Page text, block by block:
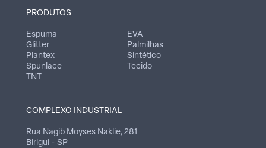
PRODUTOS
Espuma
EVA
Glitter
Palmilhas
Plantex
Sintético
Spunlace
Tecido
TNT
COMPLEXO INDUSTRIAL
Rua Nagib Moyses Naklie, 281
Birigui - SP